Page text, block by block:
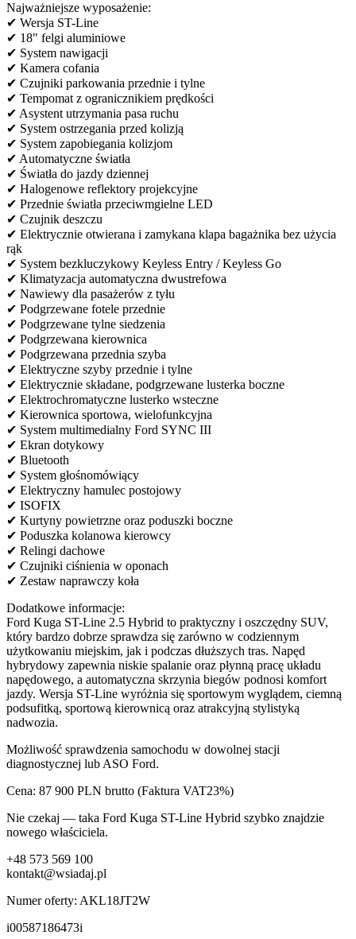
Najważniejsze wyposażenie:
✔ Wersja ST-Line
✔ 18" felgi aluminiowe
✔ System nawigacji
✔ Kamera cofania
✔ Czujniki parkowania przednie i tylne
✔ Tempomat z ogranicznikiem prędkości
✔ Asystent utrzymania pasa ruchu
✔ System ostrzegania przed kolizją
✔ System zapobiegania kolizjom
✔ Automatyczne światła
✔ Światła do jazdy dziennej
✔ Halogenowe reflektory projekcyjne
✔ Przednie światła przeciwmgielne LED
✔ Czujnik deszczu
✔ Elektrycznie otwierana i zamykana klapa bagażnika bez użycia
rąk
✔ System bezkluczykowy Keyless Entry / Keyless Go
✔ Klimatyzacja automatyczna dwustrefowa
✔ Nawiewy dla pasażerów z tyłu
✔ Podgrzewane fotele przednie
✔ Podgrzewane tylne siedzenia
✔ Podgrzewana kierownica
✔ Podgrzewana przednia szyba
✔ Elektryczne szyby przednie i tylne
✔ Elektrycznie składane, podgrzewane lusterka boczne
✔ Elektrochromatyczne lusterko wsteczne
✔ Kierownica sportowa, wielofunkcyjna
✔ System multimedialny Ford SYNC III
✔ Ekran dotykowy
✔ Bluetooth
✔ System głośnomówiący
✔ Elektryczny hamulec postojowy
✔ ISOFIX
✔ Kurtyny powietrzne oraz poduszki boczne
✔ Poduszka kolanowa kierowcy
✔ Relingi dachowe
✔ Czujniki ciśnienia w oponach
✔ Zestaw naprawczy koła
Dodatkowe informacje:
Ford Kuga ST-Line 2.5 Hybrid to praktyczny i oszczędny SUV,
który bardzo dobrze sprawdza się zarówno w codziennym
użytkowaniu miejskim, jak i podczas dłuższych tras. Napęd
hybrydowy zapewnia niskie spalanie oraz płynną pracę układu
napędowego, a automatyczna skrzynia biegów podnosi komfort
jazdy. Wersja ST-Line wyróżnia się sportowym wyglądem, ciemną
podsufitką, sportową kierownicą oraz atrakcyjną stylistyką
nadwozia.
Możliwość sprawdzenia samochodu w dowolnej stacji
diagnostycznej lub ASO Ford.
Cena: 87 900 PLN brutto (Faktura VAT23%)
Nie czekaj — taka Ford Kuga ST-Line Hybrid szybko znajdzie
nowego właściciela.
+48 573 569 100
kontakt@wsiadaj.pl
Numer oferty: AKL18JT2W
i00587186473i